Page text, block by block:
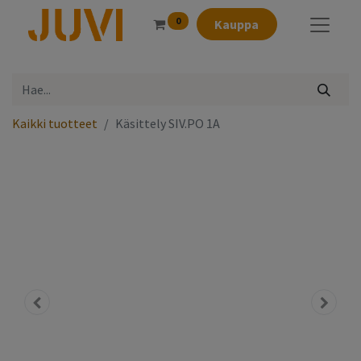
0 Kauppa
Kaikki tuotteet Käsittely SIV.PO 1A